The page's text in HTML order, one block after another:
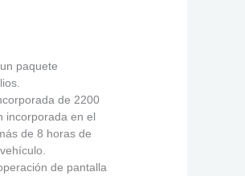
paquete
de 2200
incorporada en el
de 8 horas de
de pantalla